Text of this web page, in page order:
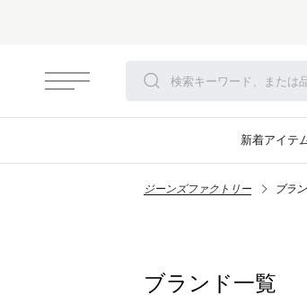
新着アイテ
ジーンズファクトリー ブラ
ブランド一覧